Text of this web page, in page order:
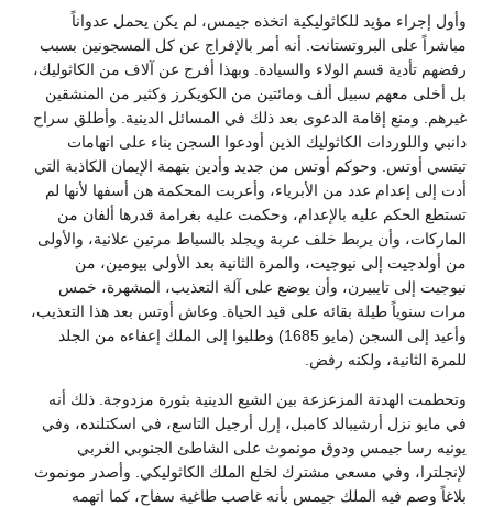
وأول إجراء مؤيد للكاثوليكية اتخذه جيمس، لم يكن يحمل عدواناً
مباشراً على البروتستانت. أنه أمر بالإفراج عن كل المسجونين بسبب
رفضهم تأدية قسم الولاء والسيادة. وبهذا أفرج عن آلاف من الكاثوليك،
بل أخلى معهم سبيل ألف ومائتين من الكويكرز وكثير من المنشقين
غيرهم. ومنع إقامة الدعوى بعد ذلك في المسائل الدينية. وأطلق سراح
دانبي واللوردات الكاثوليك الذين أودعوا السجن بناء على اتهامات
تيتسي أوتس. وحوكم أوتس من جديد وأدين بتهمة الإيمان الكاذبة التي
أدت إلى إعدام عدد من الأبرياء، وأعربت المحكمة هن أسفها لأنها لم
تستطع الحكم عليه بالإعدام، وحكمت عليه بغرامة قدرها ألفان من
الماركات، وأن يربط خلف عربة ويجلد بالسياط مرتين علانية، والأولى
من أولدجيت إلى نيوجيت، والمرة الثانية بعد الأولى بيومين، من
نيوجيت إلى تايبيرن، وأن يوضع على آلة التعذيب، المشهرة، خمس
مرات سنوياً طيلة بقائه على قيد الحياة. وعاش أوتس بعد هذا التعذيب،
وأعيد إلى السجن (مايو 1685) وطلبوا إلى الملك إعفاءه من الجلد
للمرة الثانية، ولكنه رفض.
وتحطمت الهدنة المزعزعة بين الشيع الدينية بثورة مزدوجة. ذلك أنه
في مايو نزل أرشيبالد كامبل، إرل أرجيل التاسع، في اسكتلنده، وفي
يونيه رسا جيمس ودوق مونموث على الشاطئ الجنوبي الغربي
لإنجلترا، وفي مسعى مشترك لخلع الملك الكاثوليكي. وأصدر مونموث
بلاغاً وصم فيه الملك جيمس بأنه غاصب طاغية سفاح، كما اتهمه